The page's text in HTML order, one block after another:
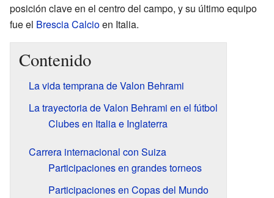
posición clave en el centro del campo, y su último equipo
fue el Brescia Calcioen Italia.
Contenido
La vida temprana de Valon Behrami
La trayectoria de Valon Behrami en el fútbol
Clubes en Italia e Inglaterra
Carrera internacional con Suiza
Participaciones en grandes torneos
Participaciones en Copas del Mundo